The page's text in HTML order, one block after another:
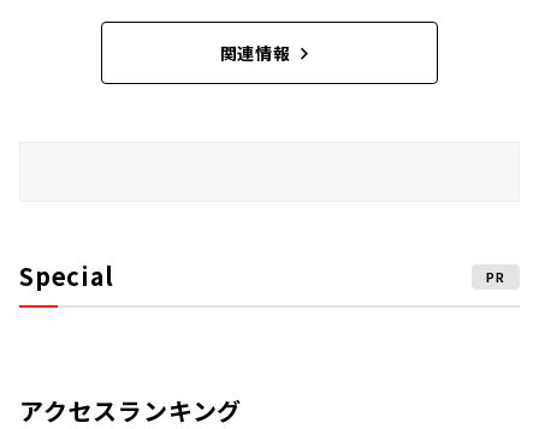
関連情報
Special PR
アクセスランキング